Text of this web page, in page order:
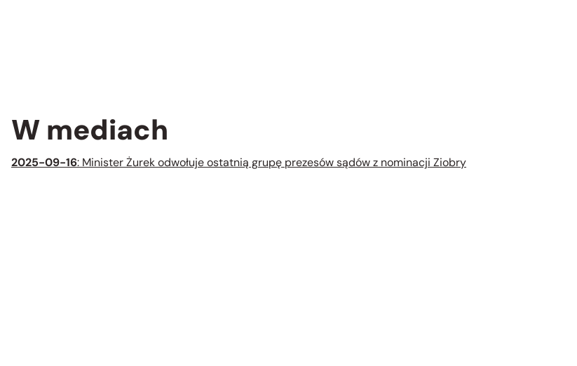
W mediach
2025-09-16: Minister Żurek odwołuje ostatnią grupę prezesów sądów z nominacji Ziobry